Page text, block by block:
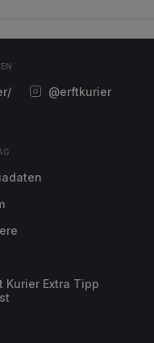
@erftkurier
Kurier Extra Tipp